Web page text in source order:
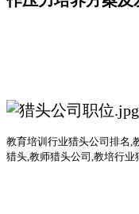
教育培训行业猎头公司排名 ,
猎头,教师猎头公司,教培行